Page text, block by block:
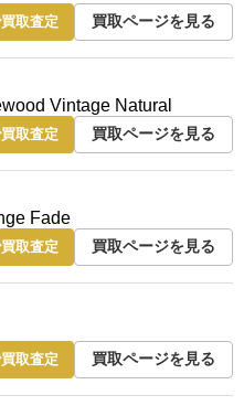
取査定 買取ページを見る
Vintage Natural
取査定 買取ページを見る
Fade
取査定 買取ページを見る
取査定 買取ページを見る